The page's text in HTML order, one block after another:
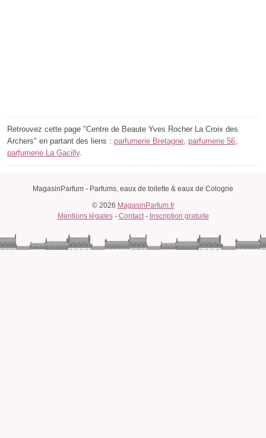
Retrouvez cette page "Centre de Beaute Yves Rocher La Croix des
Archers" en partant des liens : parfumerie Bretagne parfumerie 56
parfumerie La Gacilly.
MagasinParfum - Parfums, eaux de toilette & eaux de Cologne
© 2026 MagasinParfum.fr
Mentions légales- Contact- Inscription gratuite